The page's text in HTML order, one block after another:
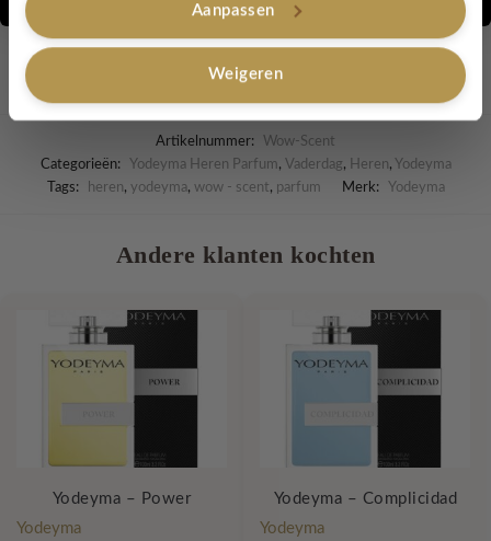
Aanpassen
Weigeren
Indien niet voorradig 2-4 werkdagen levertijd!
Artikelnummer:
Wow-Scent
Categorieën: Yodeyma Heren Parfum, Vaderdag, Heren, Yodeyma
Tags:
heren, yodeyma, wow - scent, parfum Merk: Yodeyma
Andere klanten kochten
Yodeyma – Power
Yodeyma
Yodeyma – Complicidad
Yodeyma